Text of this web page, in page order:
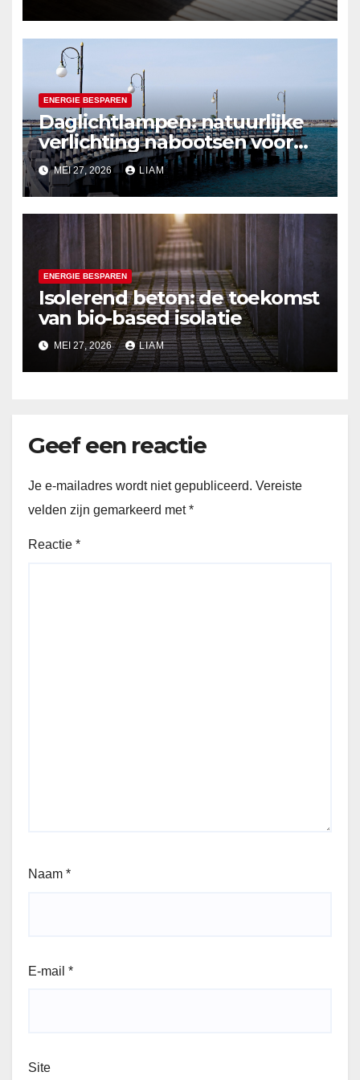
ENERGIE BESPAREN
Daglichtlampen: natuurlijke
verlichting nabootsen voor
betere slaaphygiëne
MEI 27, 2026 LIAM
ENERGIE BESPAREN
Isolerend beton: de toekomst
van bio-based isolatie
MEI 27, 2026 LIAM
Geef een reactie
Je e-mailadres wordt niet gepubliceerd. Vereiste
velden zijn gemarkeerd met*
Reactie *
Naam *
E-mail *
Site